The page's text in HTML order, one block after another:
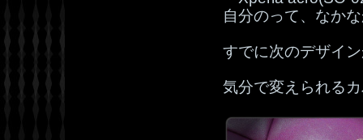
自分のって、なか
すでに次のデザイ
気分で変えられる